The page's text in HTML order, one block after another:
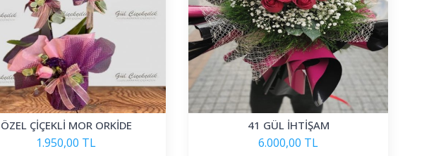
ÖZEL ÇİÇEKLİ MOR ORKİDE
1.950,00 TL
41 GÜL İHTİŞAM
6.000,00 TL